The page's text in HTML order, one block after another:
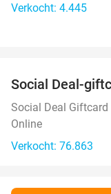
Verkocht: 4.445
Social Deal-
Social Deal Giftcard
Online
Verkocht: 76.863